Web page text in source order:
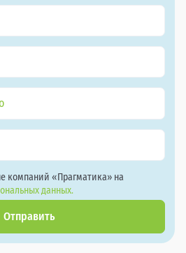
компаний «Прагматика» на
данных.
Отправить